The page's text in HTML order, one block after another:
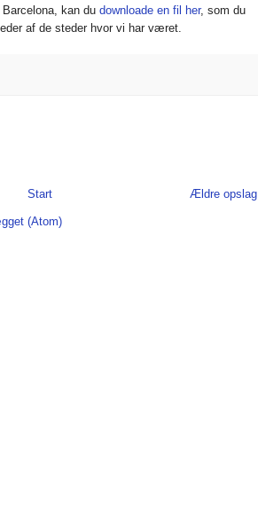
kan du downloade en fil her, som du
af de steder hvor vi har været.
Ældre opslag
Start
(Atom)